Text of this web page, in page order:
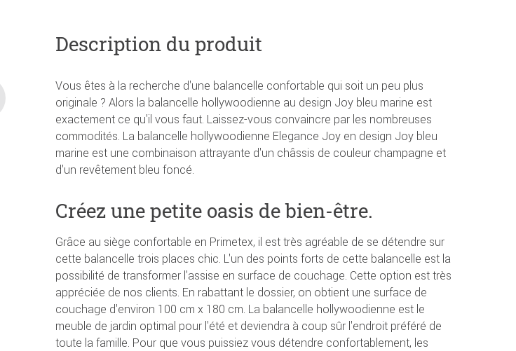
Description du produit
Vous êtes à la recherche d'une balancelle confortable qui soit un peu plus
originale ? Alors la balancelle hollywoodienne au design Joy bleu marine est
exactement ce qu'il vous faut. Laissez-vous convaincre par les nombreuses
commodités. La balancelle hollywoodienne Elegance Joy en design Joy bleu
marine est une combinaison attrayante d'un châssis de couleur champagne et
d'un revêtement bleu foncé.
Créez une petite oasis de bien-être.
Grâce au siège confortable en Primetex, il est très agréable de se détendre sur
cette balancelle trois places chic. L'un des points forts de cette balancelle est la
possibilité de transformer l'assise en surface de couchage. Cette option est très
appréciée de nos clients. En rabattant le dossier, on obtient une surface de
couchage d'environ 100 cm x 180 cm. La balancelle hollywoodienne est le
meuble de jardin optimal pour l'été et deviendra à coup sûr l'endroit préféré de
toute la famille. Pour que vous puissiez vous détendre confortablement, les